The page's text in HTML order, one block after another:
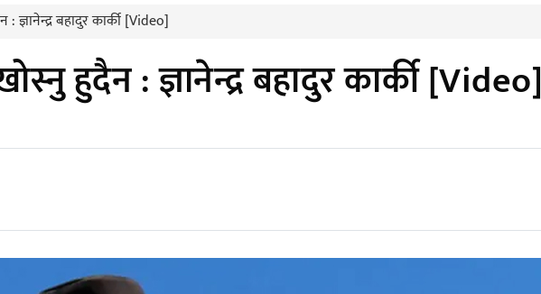
: ज्ञानेन्द्र बहादुर कार्की [Video]
खोस्नु हुदैन : ज्ञानेन्द्र बहादुर कार्की [Video]